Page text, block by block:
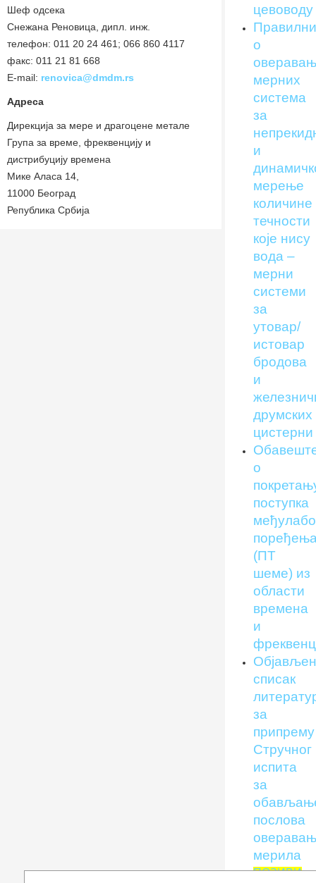
Шеф одсека
Снежана Реновица, дипл. инж.
телефон: 011 20 24 461; 066 860 4117
факс: 011 21 81 668
E-mail: renovica@dmdm.rs
Адреса
Дирекција за мере и драгоцене метале
Група за време, фреквенцију и
дистрибуцију времена
Мике Аласа 14,
11000 Београд
Република Србија
цевоводу
о
мерних
система
за
и
мерење
количине
течности
које нису
вода –
мерни
системи
за
утовар/
истовар
бродова
и
друмских
цистерни
о
поступка
(ПT
шеме) из
области
времена
и
Објављен
списак
за
припрему
Стручног
испита
за
послова
мерила
ПОЗИВИ